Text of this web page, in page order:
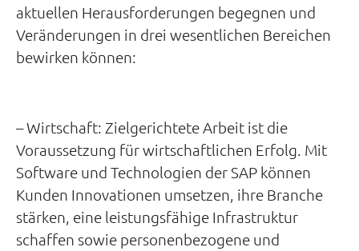
aktuellen Herausforderungen begegnen und
Veränderungen in drei wesentlichen Bereichen
bewirken können:
– Wirtschaft: Zielgerichtete Arbeit ist die
Voraussetzung für wirtschaftlichen Erfolg. Mit
Software und Technologien der SAP können
Kunden Innovationen umsetzen, ihre Branche
stärken, eine leistungsfähige Infrastruktur
schaffen sowie personenbezogene und